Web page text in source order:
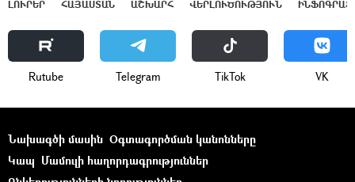
ԼՈՒՐԵՐ ՀԱՅԱՍՏԱՆ ԱՇԽԱՐՀ ՎԵՐԼՈՒԾՈՒԹՅՈՒՆ
Rutube Telegram ТikТоk VK
Նախագծի մասին Օգտագործման կանոնները
Կապ Մամուլի հաղորդագրություններ